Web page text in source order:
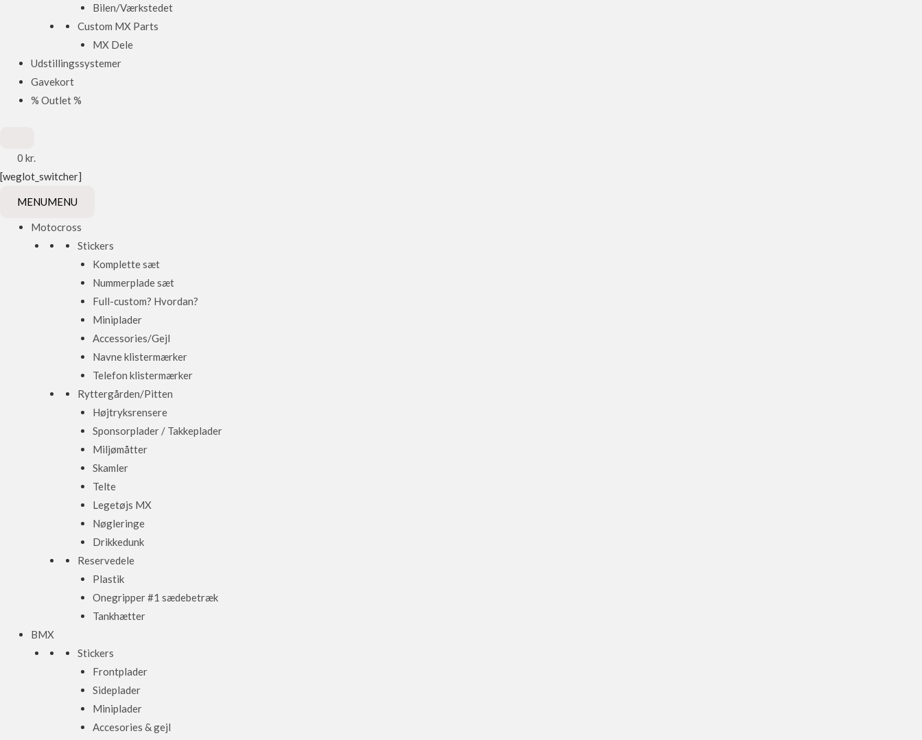
Bilen/Værkstedet
Custom MX Parts
MX Dele
Udstillingssystemer
Gavekort
% Outlet %
0 kr.
[weglot_switcher]
MENUMENU
Motocross
Stickers
Komplette sæt
Nummerplade sæt
Full-custom? Hvordan?
Miniplader
Accessories/Gejl
Navne klistermærker
Telefon klistermærker
Ryttergården/Pitten
Højtryksrensere
Sponsorplader / Takkeplader
Miljømåtter
Skamler
Telte
Legetøjs MX
Nøgleringe
Drikkedunk
Reservedele
Plastik
Onegripper #1 sædebetræk
Tankhætter
BMX
Stickers
Frontplader
Sideplader
Miniplader
Accesories & gejl